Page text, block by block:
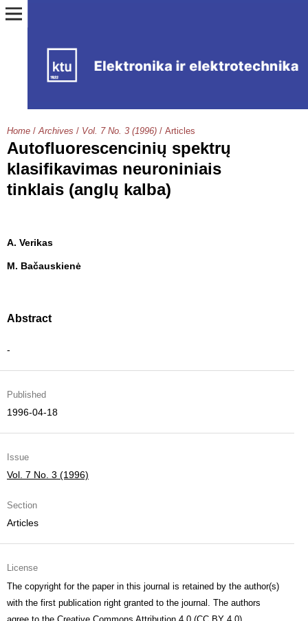
Home / Archives / Vol. 7 No. 3 (1996) / Articles
Autofluorescencinių spektrų
klasifikavimas neuroniniais
tinklais (anglų kalba)
A. Verikas
M. Bačauskienė
Abstract
-
Published
1996-04-18
Issue
Vol. 7 No. 3 (1996)
Section
Articles
License
The copyright for the paper in this journal is retained by the author(s)
with the first publication right granted to the journal. The authors